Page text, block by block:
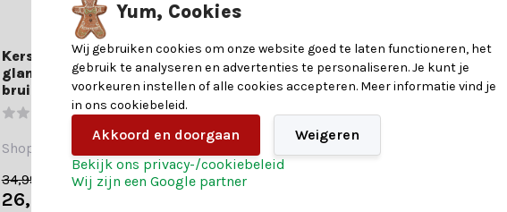
Kerstballen mixbox 46-delig |
glanzend/mat/glitter |
bruin/goud
Shop is gesloten
34,99
26,99
Kerstballen mixbox 46-delig |
glanzend/mat/glitter |
rood/zilver/wit
Shop is gesloten
Yum, Cookies
Wij gebruiken cookies om onze website goed te laten functioneren, het
gebruik te analyseren en advertenties te personaliseren. Je kunt je
voorkeuren instellen of alle cookies accepteren. Meer informatie vind je
in ons cookiebeleid.
Akkoord en doorgaan
Weigeren
Bekijk ons privacy-/cookiebeleid
Wij zijn een Google partner